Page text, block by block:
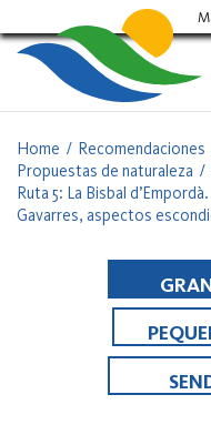
al
contingut
Home Recomendaciones
Propuestas de naturaleza
Ruta 5: La Bisbal
Gavarres, aspectos